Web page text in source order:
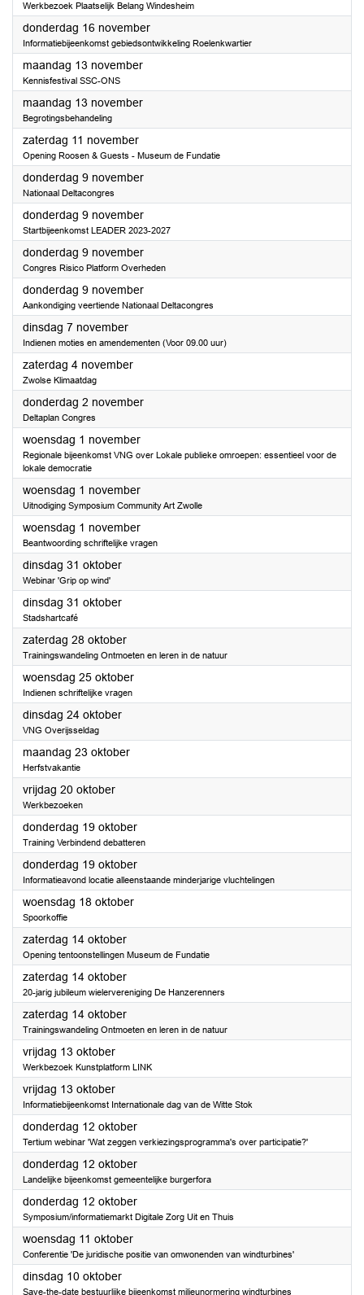
Werkbezoek Plaatselijk Belang Windesheim
donderdag 16 november2023
Informatiebijeenkomst gebiedsontwikkeling Roelenkwartier
maandag 13 november2023
Kennisfestival SSC-ONS
maandag 13 november2023
Begrotingsbehandeling
zaterdag 11 november2023
Opening Roosen & Guests - Museum de Fundatie
donderdag 9 november2023
Nationaal Deltacongres
donderdag 9 november2023
Startbijeenkomst LEADER 2023-2027
donderdag 9 november2023
Congres Risico Platform Overheden
donderdag 9 november2023
Aankondiging veertiende Nationaal Deltacongres
dinsdag 7 november2023
Indienen moties en amendementen (Voor 09.00 uur)
zaterdag 4 november2023
Zwolse Klimaatdag
donderdag 2 november2023
Deltaplan Congres
woensdag 1 november2023
Regionale bijeenkomst VNG over Lokale publieke omroepen: essentieel voor de
lokale democratie
woensdag 1 november2023
Uitnodiging Symposium Community Art Zwolle
woensdag 1 november2023
Beantwoording schriftelijke vragen
dinsdag 31 oktober2023
Webinar 'Grip op wind'
dinsdag 31 oktober2023
Stadshartcafé
zaterdag 28 oktober2023
Trainingswandeling Ontmoeten en leren in de natuur
woensdag 25 oktober2023
Indienen schriftelijke vragen
dinsdag 24 oktober2023
VNG Overijsseldag
maandag 23 oktober2023
Herfstvakantie
vrijdag 20 oktober2023
Werkbezoeken
donderdag 19 oktober2023
Training Verbindend debatteren
donderdag 19 oktober2023
Informatieavond locatie alleenstaande minderjarige vluchtelingen
woensdag 18 oktober2023
Spoorkoffie
zaterdag 14 oktober2023
Opening tentoonstellingen Museum de Fundatie
zaterdag 14 oktober2023
20-jarig jubileum wielervereniging De Hanzerenners
zaterdag 14 oktober2023
Trainingswandeling Ontmoeten en leren in de natuur
vrijdag 13 oktober2023
Werkbezoek Kunstplatform LINK
vrijdag 13 oktober2023
Informatiebijeenkomst Internationale dag van de Witte Stok
donderdag 12 oktober2023
Tertium webinar 'Wat zeggen verkiezingsprogramma's over participatie?'
donderdag 12 oktober2023
Landelijke bijeenkomst gemeentelijke burgerfora
donderdag 12 oktober2023
Symposium/informatiemarkt Digitale Zorg Uit en Thuis
woensdag 11 oktober2023
Conferentie 'De juridische positie van omwonenden van windturbines'
dinsdag 10 oktober2023
Save-the-date bestuurlijke bijeenkomst milieunormering windturbines